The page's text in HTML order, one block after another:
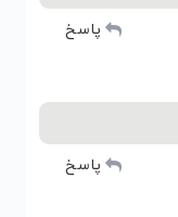
پاسخ
پاسخ